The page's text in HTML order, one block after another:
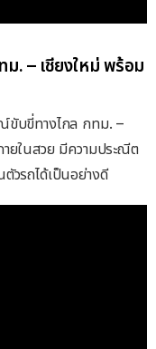
ม. – เชียงใหม่ พร้อม
ขับขี่ทางไกล กทม. –
ยในสวย มีความประณีต
วรถได้เป็นอย่างดี